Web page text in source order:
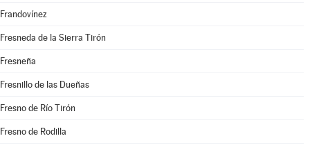
Frandovínez
Fresneda de la Sierra Tirón
Fresneña
Fresnillo de las Dueñas
Fresno de Río Tirón
Fresno de Rodilla